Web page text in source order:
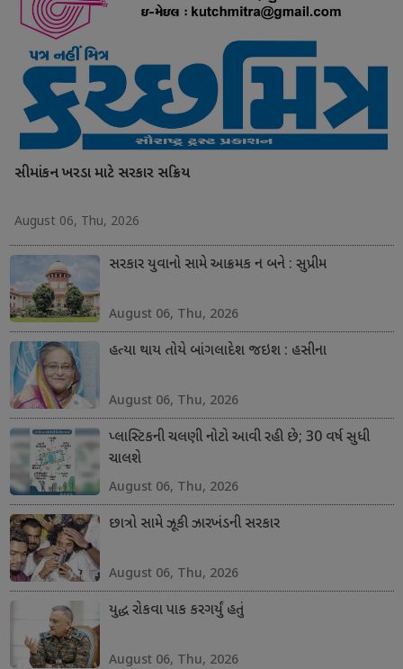
સીમાંકન ખરડા માટે સરકાર સક્રિય
August 06, Thu, 2026
સરકાર યુવાનો સામે આક્રમક ન બને : સુપ્રીમ
August 06, Thu, 2026
હત્યા થાય તોયે બાંગલાદેશ જઇશ : હસીના
August 06, Thu, 2026
પ્લાસ્ટિકની ચલણી નોટો આવી રહી છે; 30 વર્ષ સુધી
ચાલશે
August 06, Thu, 2026
છાત્રો સામે ઝૂકી ઝારખંડની સરકાર
August 06, Thu, 2026
યુદ્ધ રોકવા પાક કરગર્યું હતું
August 06, Thu, 2026